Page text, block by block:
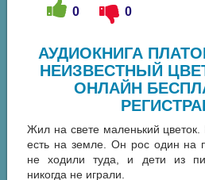
0 0
АУДИОКНИГА
НЕИЗВЕСТНЫЙ
ОНЛАЙН
Жил на свете маленький цветок.
есть на земле. Он рос один на
не ходили туда, и дети из
никогда не играли.